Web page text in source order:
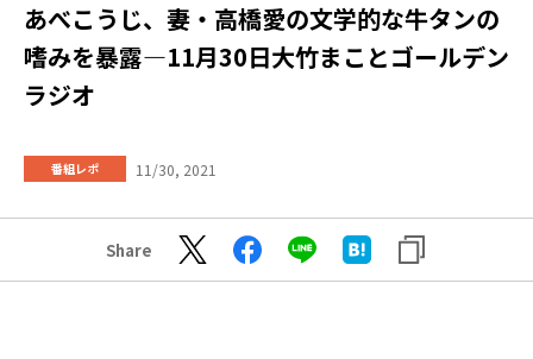
あべこうじ、妻・高橋愛の文学的な牛タンの
嗜みを暴露―11月30日大竹まことゴールデン
ラジオ
番組レポ 11/30, 2021
Share